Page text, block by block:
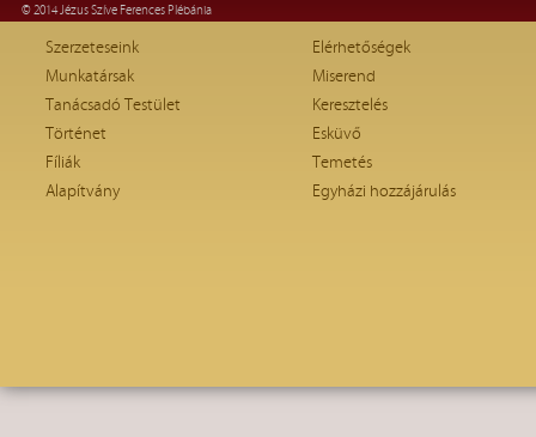
© 2014 Jézus Szíve Ferences Plébánia
Szerzeteseink
Munkatársak
Tanácsadó Testület
Történet
Fíliák
Alapítvány
Elérhetőségek
Miserend
Keresztelés
Esküvő
Temetés
Egyházi hozzájárulás